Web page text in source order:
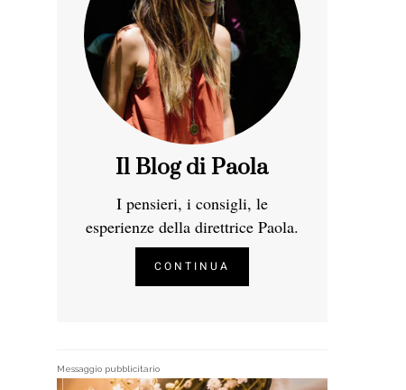
Il Blog di Paola
I pensieri, i consigli, le
esperienze della direttrice Paola.
CONTINUA
Messaggio pubblicitario